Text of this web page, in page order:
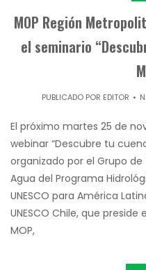
MOP Región
el seminario
PUBLICADO POR EDITOR
El próximo martes 25 de
webinar “Descubre tu
organizado por el Grupo
Agua del Programa
UNESCO para América
UNESCO Chile, que
MOP,